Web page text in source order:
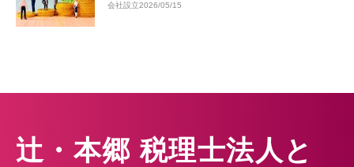
2026/05/15
会社設立
辻・本郷 税理士法人と